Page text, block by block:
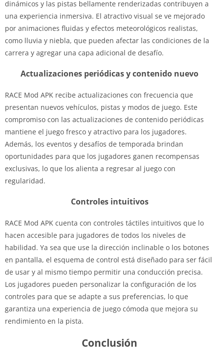
dinámicos y las pistas bellamente renderizadas contribuyen a
una experiencia inmersiva. El atractivo visual se ve mejorado
por animaciones fluidas y efectos meteorológicos realistas,
como lluvia y niebla, que pueden afectar las condiciones de la
carrera y agregar una capa adicional de desafío.
Actualizaciones periódicas y contenido nuevo
RACE Mod APK recibe actualizaciones con frecuencia que
presentan nuevos vehículos, pistas y modos de juego. Este
compromiso con las actualizaciones de contenido periódicas
mantiene el juego fresco y atractivo para los jugadores.
Además, los eventos y desafíos de temporada brindan
oportunidades para que los jugadores ganen recompensas
exclusivas, lo que los alienta a regresar al juego con
regularidad.
Controles intuitivos
RACE Mod APK cuenta con controles táctiles intuitivos que lo
hacen accesible para jugadores de todos los niveles de
habilidad. Ya sea que use la dirección inclinable o los botones
en pantalla, el esquema de control está diseñado para ser fácil
de usar y al mismo tiempo permitir una conducción precisa.
Los jugadores pueden personalizar la configuración de los
controles para que se adapte a sus preferencias, lo que
garantiza una experiencia de juego cómoda que mejora su
rendimiento en la pista.
Conclusión